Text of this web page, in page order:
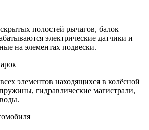
полостей рычагов, балок
электрические датчики и
на элементах подвески.
элементов находящихся в колёсной
гидравлические магистрали,